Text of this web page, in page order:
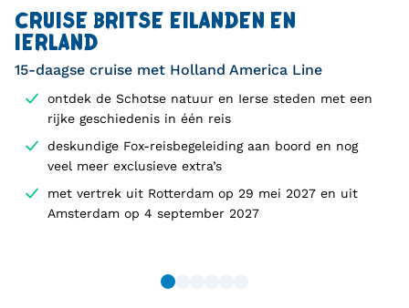
CRUISE BRITSE EILANDEN EN
IERLAND
15-daagse cruise met Holland America Line
ontdek de Schotse natuur en Ierse steden met een
rijke geschiedenis in één reis
deskundige Fox-reisbegeleiding aan boord en nog
veel meer exclusieve extra’s
met vertrek uit Rotterdam op 29 mei 2027 en uit
Amsterdam op 4 september 2027